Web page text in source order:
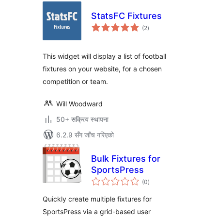
StatsFC Fixtures
(2कुल
रेटिङ्गहरू
)
This widget will display a list of football
fixtures on your website, for a chosen
competition or team.
Will Woodward
50+ सक्रिय स्थापना
6.2.9 सँग जाँच गरिएको
Bulk Fixtures for
SportsPress
(0कुल
रेटिङ्गहरू
)
Quickly create multiple fixtures for
SportsPress via a grid-based user